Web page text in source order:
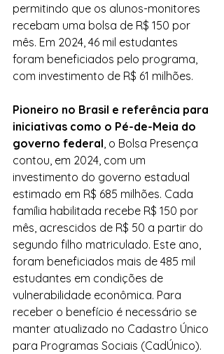
permitindo que os alunos-monitores
recebam uma bolsa de R$ 150 por
mês. Em 2024, 46 mil estudantes
foram beneficiados pelo programa,
com investimento de R$ 61 milhões.
Pioneiro no Brasil e referência para
iniciativas como o Pé-de-Meia do
governo federal, o Bolsa Presença
contou, em 2024, com um
investimento do governo estadual
estimado em R$ 685 milhões. Cada
família habilitada recebe R$ 150 por
mês, acrescidos de R$ 50 a partir do
segundo filho matriculado. Este ano,
foram beneficiados mais de 485 mil
estudantes em condições de
vulnerabilidade econômica. Para
receber o benefício é necessário se
manter atualizado no Cadastro Único
para Programas Sociais (CadÚnico).